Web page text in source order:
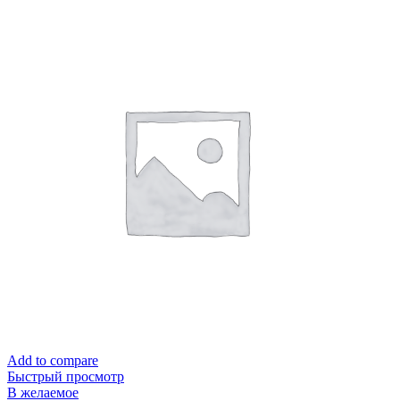
Add to compare
Быстрый просмотр
В желаемое